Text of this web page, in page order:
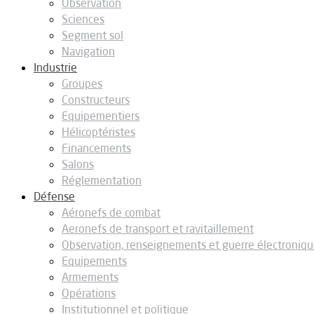
Observation
Sciences
Segment sol
Navigation
Industrie
Groupes
Constructeurs
Equipementiers
Hélicoptéristes
Financements
Salons
Réglementation
Défense
Aéronefs de combat
Aeronefs de transport et ravitaillement
Observation, renseignements et guerre
Equipements
Armements
Opérations
Institutionnel et politique